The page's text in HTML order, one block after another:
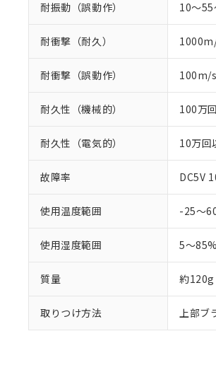
耐振動（誤動作） 10～
耐衝撃（耐久）
耐衝撃（誤動作） 100m/s
耐久性（機械的） 100万
耐久性（電気的） 10万
故障率 DC5V
使用温度範囲 -25～
使用湿度範囲 5～
質量 約120g
取りつけ方法 上部ブ